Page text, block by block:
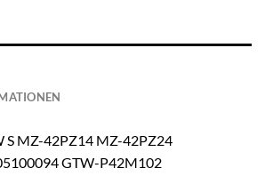
S MZ-42PZ14 MZ-42PZ24
GTW-P42M102